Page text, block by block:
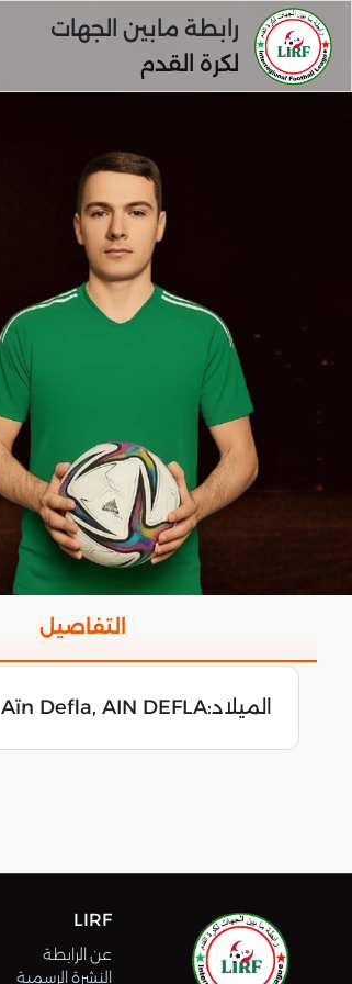
رابطة مابين الجهات
لكرة القدم
التفاصيل
الميلاد:Aïn Defla, AIN DEFLA
LIRF
عن الرابطة
النشرة الرسمية